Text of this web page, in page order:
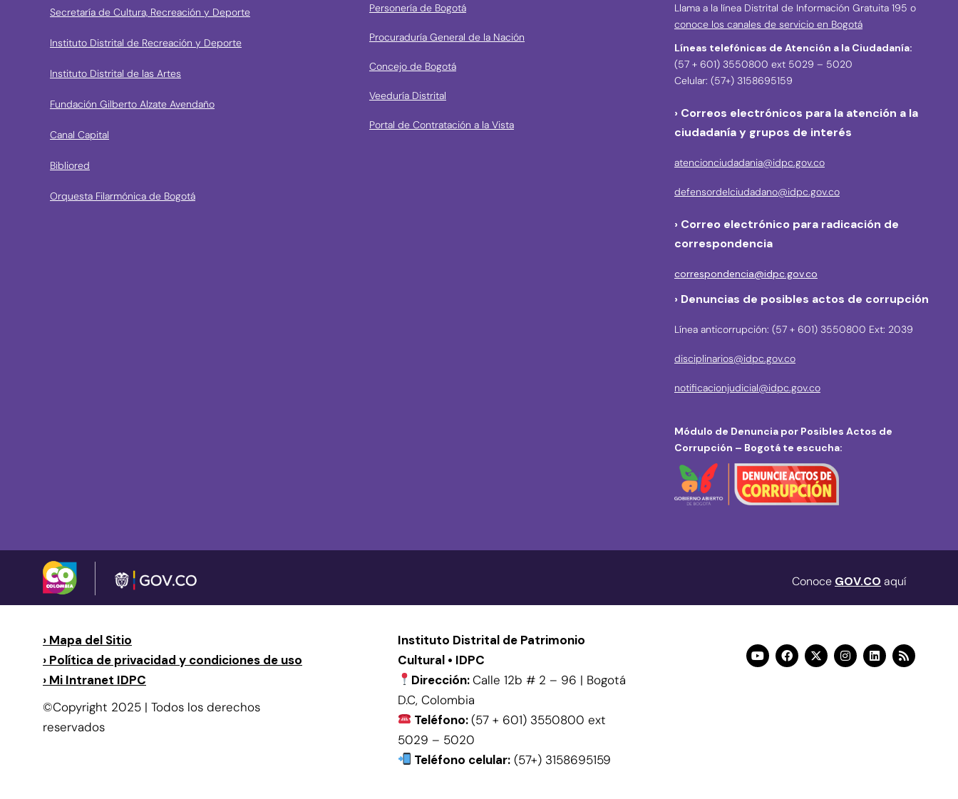
Secretaría de Cultura, Recreación y Deporte
Instituto Distrital de Recreación y Deporte
Instituto Distrital de las Artes
Fundación Gilberto Alzate Avendaño
Canal Capital
Bibliored
Orquesta Filarmónica de Bogotá
Personería de Bogotá
Procuraduría General de la Nación
Concejo de Bogotá
Veeduría Distrital
Portal de Contratación a la Vista
Llama a la línea Distrital de Información Gratuita 195 o
conoce los canales de servicio en Bogotá
Líneas telefónicas de Atención a la Ciudadanía:
(57 + 601) 3550800 ext 5029 – 5020
Celular: (57+) 3158695159
› Correos electrónicos para la atención a la
ciudadanía y grupos de interés
atencionciudadania@idpc.gov.co
defensordelciudadano@idpc.gov.co
› Correo electrónico para radicación de
correspondencia
correspondencia@idpc.gov.co
› Denuncias de posibles actos de corrupción
Línea anticorrupción: (57 + 601) 3550800 Ext: 2039
disciplinarios@idpc.gov.co
notificacionjudicial@idpc.gov.co
Módulo de Denuncia por Posibles Actos de
Corrupción – Bogotá te escucha:
Conoce GOV.CO aquí
› Mapa del Sitio
› Política de privacidad y condiciones de uso
› Mi Intranet IDPC
©Copyright 2025 | Todos los derechos
reservados
Instituto Distrital de Patrimonio
Cultural • IDPC
Dirección:Calle 12b # 2 – 96 | Bogotá
D.C, Colombia
Teléfono:(57 + 601) 3550800 ext
5029 – 5020
Teléfono celular: (57+) 3158695159